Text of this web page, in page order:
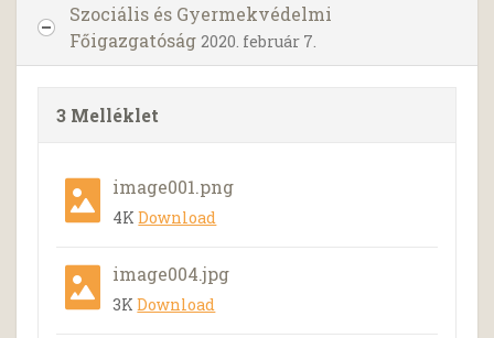
Szociális és Gyermekvédelmi
Főigazgatóság 2020. február 7.
3 Melléklet
image001.png
4KDownload
image004.jpg
3KDownload